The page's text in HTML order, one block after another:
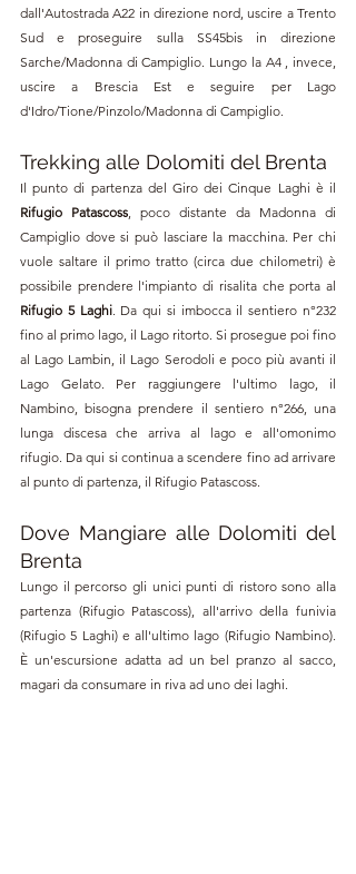
dall'Autostrada A22 in direzione nord, uscire a Trento
Sud e proseguire sulla SS45bis in direzione
Sarche/Madonna di Campiglio. Lungo la A4 , invece,
uscire a Brescia Est e seguire per Lago
d'Idro/Tione/Pinzolo/Madonna di Campiglio.
Trekking alle Dolomiti del Brenta
Rifugio Patascoss, poco distante da Madonna di
Campiglio dove si può lasciare la macchina. Per chi
vuole saltare il primo tratto (circa due chilometri) è
Rifugio 5 Laghi. Da qui si imbocca il sentiero n°232
fino al primo lago, il Lago ritorto. Si prosegue poi fino
al Lago Lambin, il Lago Serodoli e poco più avanti il
Lago Gelato. Per raggiungere l'ultimo lago, il
Nambino, bisogna prendere il sentiero n°266, una
lunga discesa che arriva al lago e all'omonimo
rifugio. Da qui si continua a scendere fino ad arrivare
al punto di partenza, il Rifugio Patascoss.
Dove Mangiare alle Dolomiti del
Brenta
Lungo il percorso gli unici punti di ristoro sono alla
partenza (Rifugio Patascoss), all'arrivo della funivia
È un'escursione adatta ad un bel pranzo al sacco,
magari da consumare in riva ad uno dei laghi.